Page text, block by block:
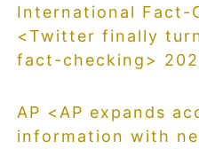
International Fact-
<Twitter finally
fact-checking>
AP <AP expands
information with